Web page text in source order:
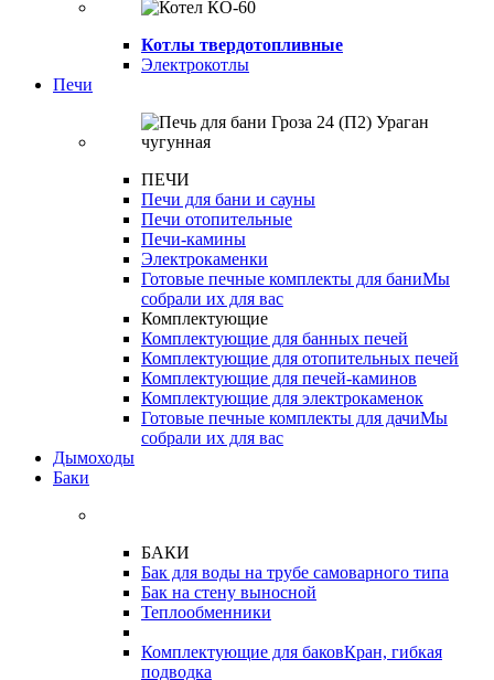
Котлы твердотопливные
Электрокотлы
Печи
ПЕЧИ
Печи для бани и сауны
Печи отопительные
Печи-камины
Электрокаменки
Готовые печные комплекты для баниМы
собрали их для вас
Комплектующие
Комплектующие для банных печей
Комплектующие для отопительных печей
Комплектующие для печей-каминов
Комплектующие для электрокаменок
Готовые печные комплекты для дачиМы
собрали их для вас
Дымоходы
Баки
БАКИ
Бак для воды на трубе самоварного типа
Бак на стену выносной
Теплообменники
Комплектующие для баковКран, гибкая
подводка